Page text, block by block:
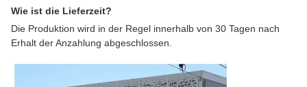
Wie ist die Lieferzeit?
Die Produktion wird in der Regel innerhalb von 30 Tagen nach
Erhalt der Anzahlung abgeschlossen.